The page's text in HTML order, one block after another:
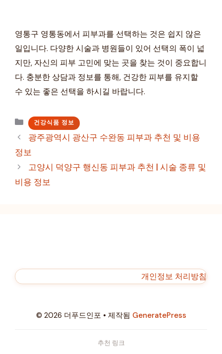
영통구 영통동에서 피부과를 선택하는 것은 쉽지 않은
일입니다. 다양한 시술과 병원들이 있어 선택의 폭이 넓
지만, 자신의 피부 고민에 맞는 곳을 찾는 것이 중요합니
다. 충분한 상담과 정보를 통해, 건강한 피부를 유지할
수 있는 좋은 선택을 하시길 바랍니다.
카
테
리
건강식품 정보
광주광역시 광산구 수완동 피부과 추천 및 비용
정보
고양시 덕양구 행신동 피부과 추천 | 시술 종류 및
비용 정보
개인정보 처리방침
© 2026 더푸드인포 • 제작됨 GeneratePress
추천 링크